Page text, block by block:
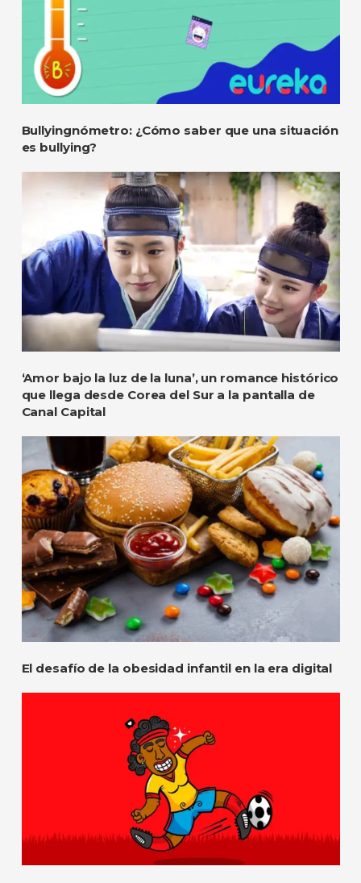
Bullyingnómetro: ¿Cómo saber que una situación
es bullying?
‘Amor bajo la luz de la luna’, un romance histórico
que llega desde Corea del Sur a la pantalla de
Canal Capital
El desafío de la obesidad infantil en la era digital